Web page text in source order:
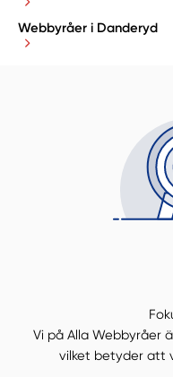
Webbyråer i Danderyd
Vi på Alla Webbyråer
vilket betyder att